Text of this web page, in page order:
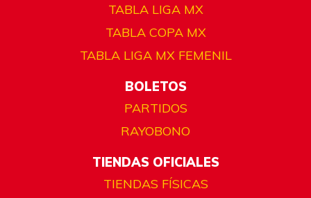
TABLA LIGA MX
TABLA COPA MX
TABLA LIGA MX FEMENIL
BOLETOS
PARTIDOS
RAYOBONO
TIENDAS OFICIALES
TIENDAS FÍSICAS